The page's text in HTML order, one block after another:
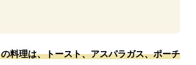
料理は、トースト、アスパラガス、ポーチ